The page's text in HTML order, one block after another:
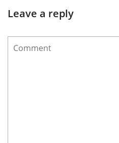
Leave a reply